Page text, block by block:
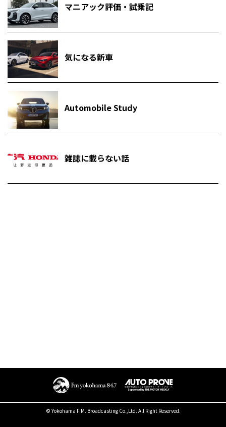
マニアック評価・試乗記
気になる新車
Automobile Study
雑誌に載らない話
© Yokohama F.M. Broadcasting Co.,Ltd. All Right Reserved.